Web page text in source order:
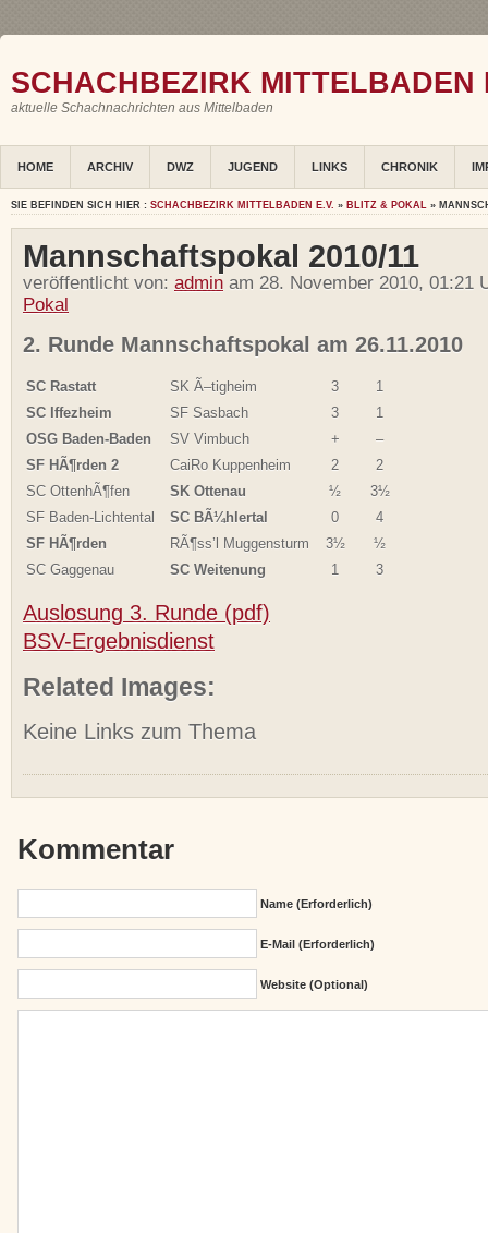
SCHACHBEZIRK MITTELBADEN
aktuelle Schachnachrichten aus Mittelbaden
HOME ARCHIV DWZ JUGEND LINKS CHRONIK
SIE BEFINDEN SICH HIER : SCHACHBEZIRK MITTELBADEN E.V. » BLITZ & POKAL »
Mannschaftspokal 2010/11
veröffentlicht von: admin am 28. November 2010, 01:21
Pokal
2. Runde Mannschaftspokal am 26.11.2010
SC Rastatt SK Ã–tigheim 3
1
SC Iffezheim
SF Sasbach 3
1
OSG Baden-Baden
SV Vimbuch +
–
SF HÃ¶rden 2
CaiRo Kuppenheim 2
2
SC OttenhÃ¶fen
SK Ottenau ½
3½
SF Baden-Lichtental
SC BÃ¼hlertal 0
4
SF HÃ¶rden
RÃ¶ss’l Muggensturm 3½
½
SC Gaggenau
SC Weitenung 1 3
Auslosung 3. Runde (pdf)
BSV-Ergebnisdienst
Related Images:
Keine Links zum Thema
Kommentar
Name (erforderlich)
E-Mail (erforderlich)
Website (Optional)